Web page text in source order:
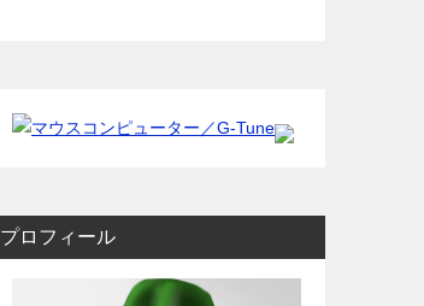
プロフィール